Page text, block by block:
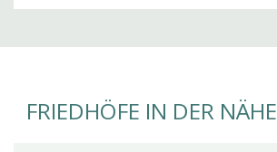
FRIEDHÖFE IN DER NÄHE